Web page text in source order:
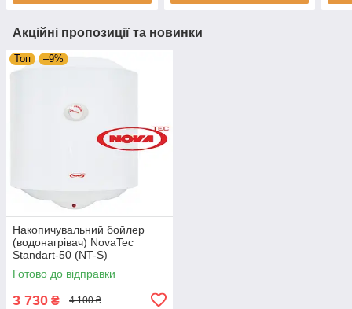
Акційні пропозиції та новинки
Топ –9%
Накопичувальний бойлер
(водонагрівач) NovaTec
Standart-50 (NT-S)
Готово до відправки
3 730 ₴ 4 100 ₴